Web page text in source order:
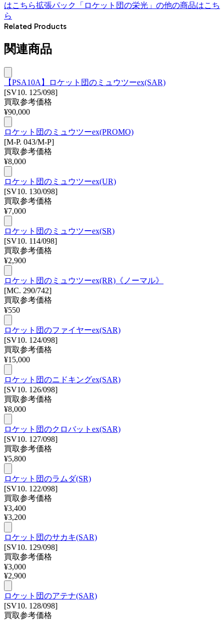
はこちら拡張パック「ロケット団の栄光」 の他の商品はこち
ら
Related Products
関連商品
【PSA10A】ロケット団のミュウツーex(SAR)
[SV10. 125/098]
買取参考価格
¥90,000
ロケット団のミュウツーex(PROMO)
[M-P. 043/M-P]
買取参考価格
¥8,000
ロケット団のミュウツーex(UR)
[SV10. 130/098]
買取参考価格
¥7,000
ロケット団のミュウツーex(SR)
[SV10. 114/098]
買取参考価格
¥2,900
ロケット団のミュウツーex(RR)《ノーマル》
[MC. 290/742]
買取参考価格
¥550
ロケット団のファイヤーex(SAR)
[SV10. 124/098]
買取参考価格
¥15,000
ロケット団のニドキングex(SAR)
[SV10. 126/098]
買取参考価格
¥8,000
ロケット団のクロバットex(SAR)
[SV10. 127/098]
買取参考価格
¥5,800
ロケット団のラムダ(SR)
[SV10. 122/098]
買取参考価格
¥3,400
¥3,200
ロケット団のサカキ(SAR)
[SV10. 129/098]
買取参考価格
¥3,000
¥2,900
ロケット団のアテナ(SAR)
[SV10. 128/098]
買取参考価格